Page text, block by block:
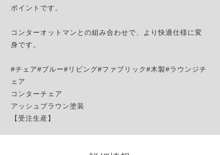
ポイントです。
コンターオットマンとの組み合わせで、より快適仕様に変
身です。
#チェア#ブルー#リビング#ファブリック#木製#ラウンジチ
ェア
コンターチェア
アッシュブラウン塗装
【受注生産】